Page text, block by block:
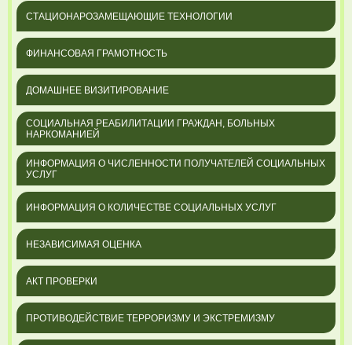
СТАЦИОНАРОЗАМЕЩАЮЩИЕ ТЕХНОЛОГИИ
ФИНАНСОВАЯ ГРАМОТНОСТЬ
ДОМАШНЕЕ ВИЗИТИРОВАНИЕ
СОЦИАЛЬНАЯ РЕАБИЛИТАЦИИ ГРАЖДАН, БОЛЬНЫХ
НАРКОМАНИЕЙ
ИНФОРМАЦИЯ О ЧИСЛЕННОСТИ ПОЛУЧАТЕЛЕЙ СОЦИАЛЬНЫХ
УСЛУГ
ИНФОРМАЦИЯ О КОЛИЧЕСТВЕ СОЦИАЛЬНЫХ УСЛУГ
НЕЗАВИСИМАЯ ОЦЕНКА
АКТ ПРОВЕРКИ
ПРОТИВОДЕЙСТВИЕ ТЕРРОРИЗМУ И ЭКСТРЕМИЗМУ